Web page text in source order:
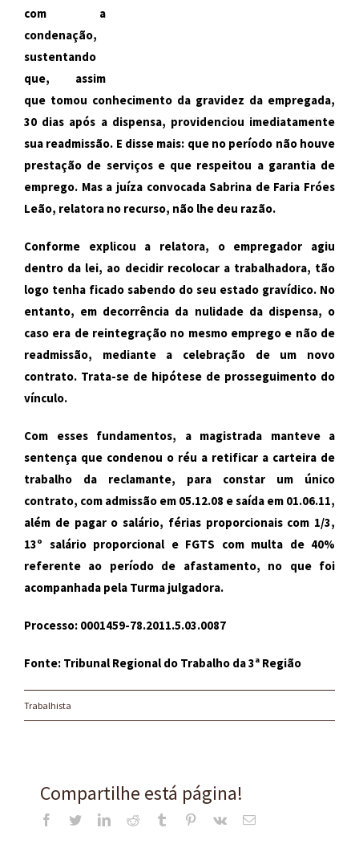
com a
condenação,
sustentando
que, assim
que tomou conhecimento da gravidez da empregada,
30 dias após a dispensa, providenciou imediatamente
sua readmissão. E disse mais: que no período não houve
prestação de serviços e que respeitou a garantia de
emprego. Mas a juíza convocada Sabrina de Faria Fróes
Leão, relatora no recurso, não lhe deu razão.
Conforme explicou a relatora, o empregador agiu
dentro da lei, ao decidir recolocar a trabalhadora, tão
logo tenha ficado sabendo do seu estado gravídico. No
entanto, em decorrência da nulidade da dispensa, o
caso era de reintegração no mesmo emprego e não de
readmissão, mediante a celebração de um novo
contrato. Trata-se de hipótese de prosseguimento do
vínculo.
Com esses fundamentos, a magistrada manteve a
sentença que condenou o réu a retificar a carteira de
trabalho da reclamante, para constar um único
contrato, com admissão em 05.12.08 e saída em 01.06.11,
além de pagar o salário, férias proporcionais com 1/3,
13º salário proporcional e FGTS com multa de 40%
referente ao período de afastamento, no que foi
acompanhada pela Turma julgadora.
Processo: 0001459-78.2011.5.03.0087
Fonte: Tribunal Regional do Trabalho da 3ª Região
Trabalhista
Compartilhe está página!
Facebook
TwitterLinkedInReddit Tumblr Pinterest
Vk
E-